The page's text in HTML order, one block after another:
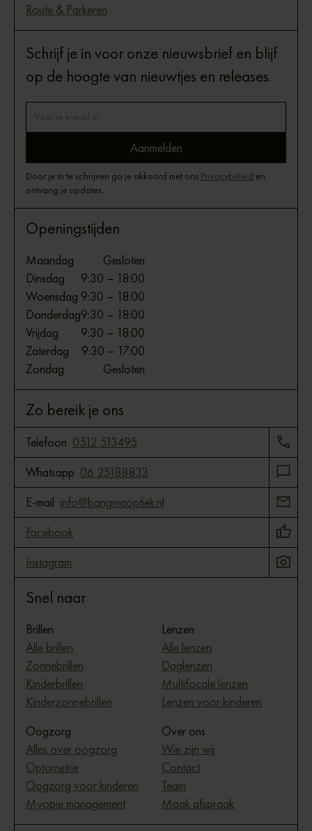
Route & Parkeren
Schrijf je in voor onze nieuwsbrief en blijf
op de hoogte van nieuwtjes en releases.
Door je in te schrijven ga je akkoord met ons Privacybeleid en
ontvang je updates.
Openingstijden
Maandag
Gesloten
Dinsdag
9:30 – 18:00
Woensdag 9:30 – 18:00
Donderdag9:30 – 18:00
Vrijdag
9:30 – 18:00
Zaterdag
9:30 – 17:00
Zondag
Gesloten
Zo bereik je ons
Telefoon 0512 513495
Whatsapp 06 25188833
E-mail info@bangmaoptiek.nl
Facebook
Instagram
Snel naar
Brillen
Alle brillen
Zonnebrillen
Kinderbrillen
Kinderzonnebrillen
Lenzen
Alle lenzen
Daglenzen
Multifocale lenzen
Lenzen voor kinderen
Oogzorg
Alles over oogzorg
Optometrie
Oogzorg voor kinderen
Myopie management
Over ons
Wie zijn wij
Contact
Team
Maak afspraak